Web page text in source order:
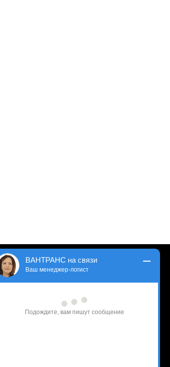
ВАНТРАНС на связи
Ваш менеджер-логист
Подождите, вам пишут сообщение